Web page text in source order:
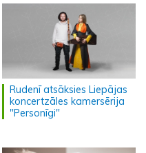
Rudenī atsāksies Liepājas
koncertzāles kamersērija
"Personīgi"